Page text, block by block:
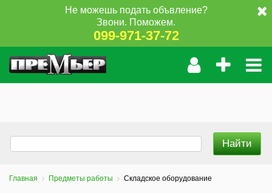
Не можешь подать объвление?
Звони. Поможем.
099-971-37-72
Главная Предметы работы Складское оборудование